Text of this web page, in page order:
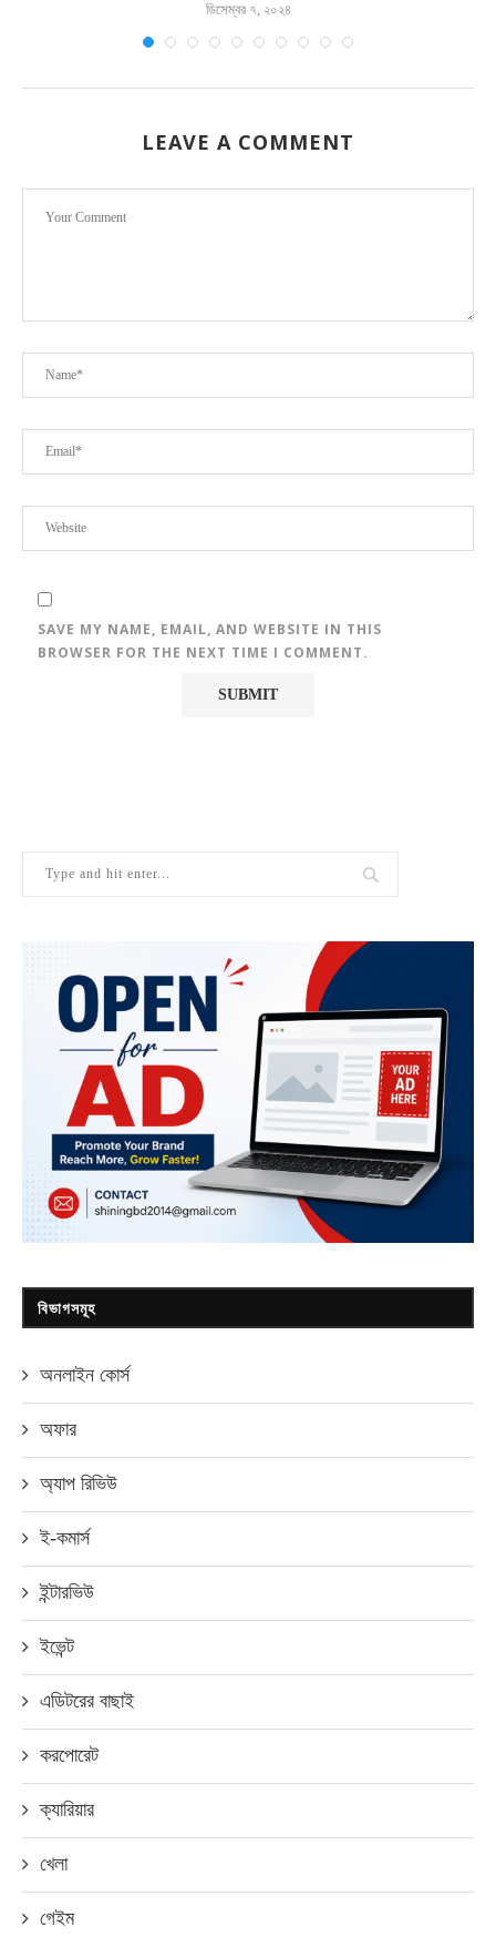
ডিসেম্বর ৭, ২০২৪
LEAVE A COMMENT
SAVE MY NAME, EMAIL, AND WEBSITE IN THIS
BROWSER FOR THE NEXT TIME I COMMENT.
বিভাগসমূহ
অনলাইন কোর্স
অফার
অ্যাপ রিভিউ
ই-কমার্স
ইন্টারভিউ
ইভেন্ট
এডিটরের বাছাই
করপোরেট
ক্যারিয়ার
খেলা
গেইম